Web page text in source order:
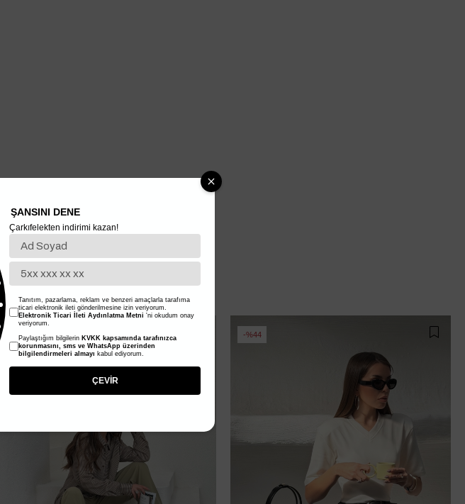
%42 %44
ŞANSINI DENE
Çarkıfelekten indirimi kazan!
Tanıtım, pazarlama, reklam ve benzeri amaçlarla tarafıma
ticari elektronik ileti gönderilmesine izin veriyorum.
Elektronik Ticari İleti Aydınlatma Metni 'ni okudum onay
veriyorum.
Paylaştığım bilgilerin KVKK kapsamında tarafınızca
korunmasını, sms ve WhatsApp üzerinden
bilgilendirmeleri almayı kabul ediyorum.
ÇEVİR